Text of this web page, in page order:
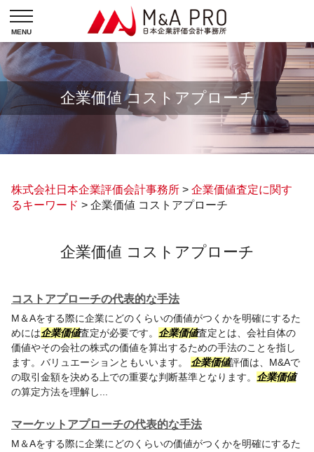
企業価値 コストアプローチ
株式会社日本企業評価会計事務所 > 企業価値査定に関す
るキーワード > 企業価値 コストアプローチ
企業価値 コストアプローチ
コストアプローチの代表的な手法
M＆Aをする際に企業にどのくらいの価値がつくかを明確にするた
めには企業価値査定が必要です。 企業価値査定とは、会社自体の
価値やその会社の株式の価値を算出するための手法のことを指し
ます。バリュエーションともいいます。 企業価値評価は、M&Aで
の取引金額を決める上での重要な判断基準となります。 企業価値
の算定方法を理解し...
マーケットアプローチの代表的な手法
M＆Aをする際に企業にどのくらいの価値がつくかを明確にするた